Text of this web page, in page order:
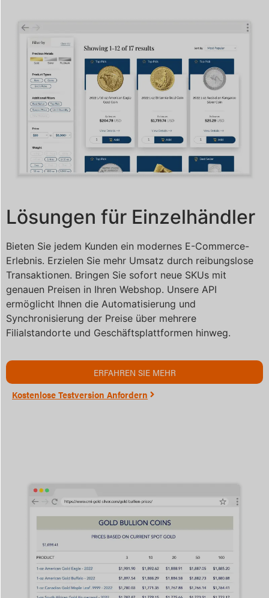
Lösungen für Einzelhändler
Bieten Sie jedem Kunden ein modernes E-Commerce-
Erlebnis. Erzielen Sie mehr Umsatz durch reibungslose
Transaktionen. Bringen Sie sofort neue SKUs mit
genauen Preisen in Ihren Webshop. Unsere API
ermöglicht Ihnen die Automatisierung und
Synchronisierung der Preise über mehrere
Filialstandorte und Geschäftsplattformen hinweg.
ERFAHREN SIE MEHR
Kostenlose Testversion Anfordern